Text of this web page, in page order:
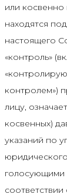
или
находятся
настоящего
«контроль»
контролем»)
лицу,
косвенных)
указаний по
голосующими